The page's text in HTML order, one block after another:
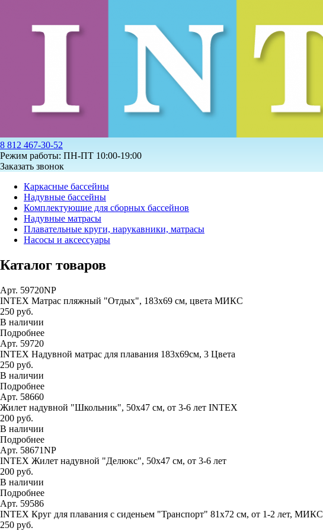
8 812 467-30-52
Режим работы: ПН-ПТ 10:00-19:00
Заказать звонок
Каркасные бассейны
Надувные бассейны
Комплектующие для сборных бассейнов
Надувные матрасы
Плавательные круги, нарукавники, матрасы
Насосы и аксессуары
Каталог товаров
Арт. 59720NP
INTEX Матрас пляжный "Отдых", 183х69 см, цвета МИКС
250 руб.
В наличии
Подробнее
Арт. 59720
INTEX Надувной матрас для плавания 183х69см, 3 Цвета
250 руб.
В наличии
Подробнее
Арт. 58660
Жилет надувной "Школьник", 50х47 см, от 3-6 лет INTEX
200 руб.
В наличии
Подробнее
Арт. 58671NP
INTEX Жилет надувной "Делюкс", 50х47 см, от 3-6 лет
200 руб.
В наличии
Подробнее
Арт. 59586
INTEX Круг для плавания с сиденьем "Транспорт" 81х72 см, от 1-2 лет, МИКС
250 руб.